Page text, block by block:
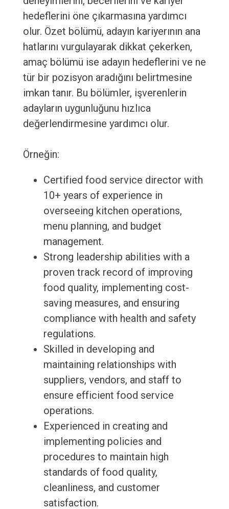
hedeflerini öne çıkarmasına yardımcı
olur. Özet bölümü, adayın kariyerının ana
hatlarını vurgulayarak dikkat çekerken,
amaç bölümü ise adayın hedeflerini ve ne
tür bir pozisyon aradığını belirtmesine
imkan tanır. Bu bölümler, işverenlerin
adayların uygunluğunu hızlıca
değerlendirmesine yardımcı olur.
Örneğin:
Certified food service director with
10+ years of experience in
overseeing kitchen operations,
menu planning, and budget
management.
Strong leadership abilities with a
proven track record of improving
food quality, implementing cost-
saving measures, and ensuring
compliance with health and safety
regulations.
Skilled in developing and
maintaining relationships with
suppliers, vendors, and staff to
ensure efficient food service
operations.
Experienced in creating and
implementing policies and
procedures to maintain high
standards of food quality,
cleanliness, and customer
satisfaction.